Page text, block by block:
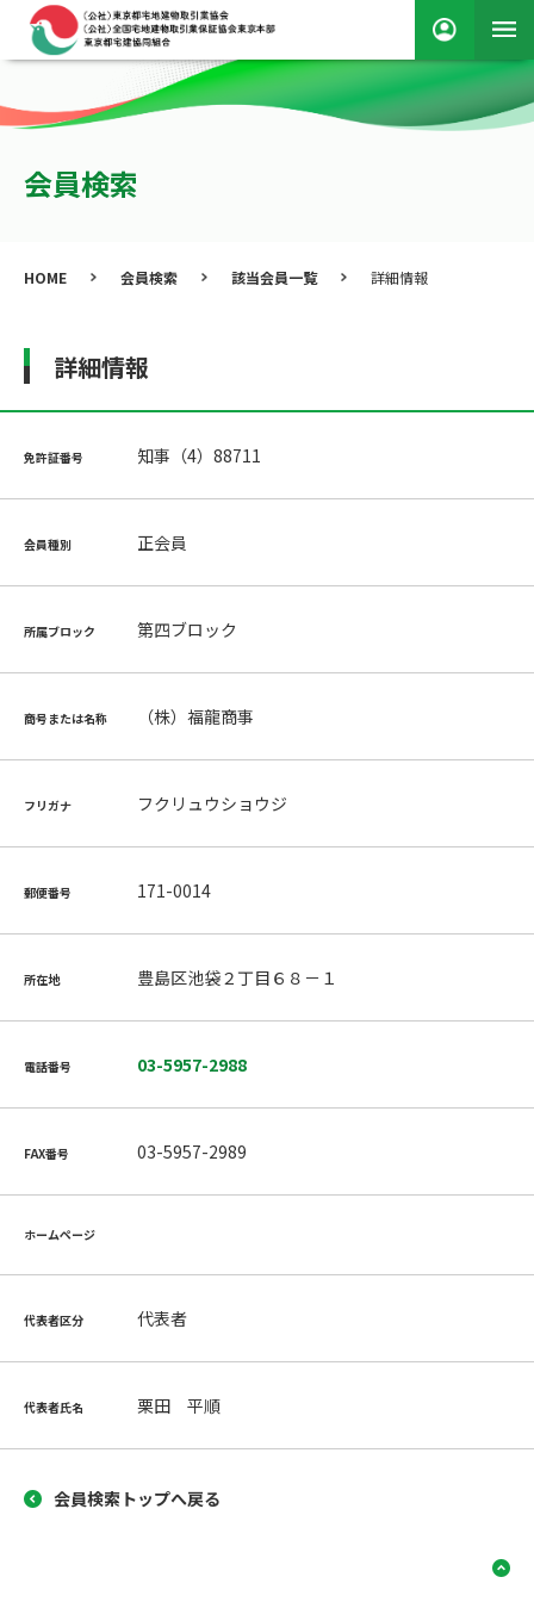
会員検索
HOME 会員検索 該当会員一覧 詳細情報
詳細情報
免許証番号 知事（4）88711
会員種別 正会員
所属ブロック 第四ブロック
商号または名称 （株）福龍商事
フリガナ フクリュウショウジ
郵便番号 171-0014
所在地 豊島区池袋２丁目６８－１
電話番号 03-5957-2988
FAX番号 03-5957-2989
ホームページ
代表者区分 代表者
代表者氏名 栗田 平順
会員検索トップへ戻る